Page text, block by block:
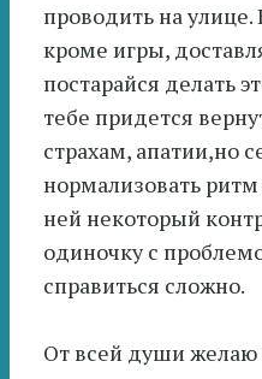
проводить на
кроме игры,
постарайся делать
тебе придется
страхам, апатии,но
нормализовать
ней некоторый
одиночку с
справиться сложно.
От всей души желаю